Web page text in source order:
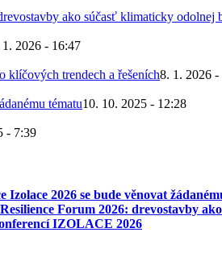
ako súčasť klimaticky odolnej
1. 2026 - 16:47
klíčových trendech a řešeních8. 1. 2026 -
tématu10. 10. 2025 - 12:28
- 7:39
Izolace 2026 se bude věnovat
Forum 2026: drevostavby
IZOLACE 2026